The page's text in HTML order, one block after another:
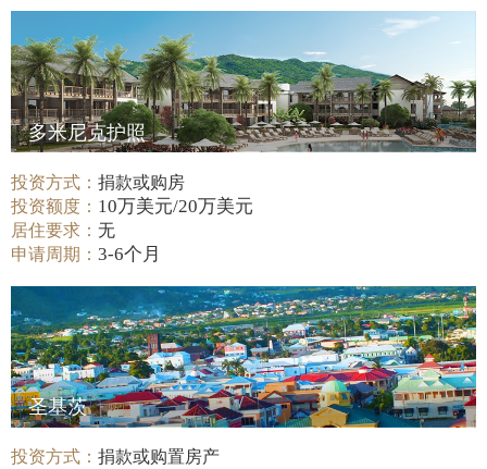
多米尼克护照
投资方式：捐款或购房
投资额度： 10万美元/20万美元
居住要求：无
申请周期：3-6个月
圣基茨
投资方式：捐款或购置房产